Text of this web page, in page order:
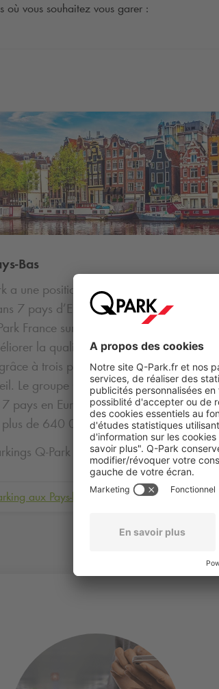
où vous souhaitez vous garer :
Bas
a une position forte sur le marché du
7 pays d’Europe de l’Ouest et est
France sur le marché français. La
la qualité de vie en offrant des
à trois principes fondamentaux : le
Le groupe
Q-Parkfondé en 1998 aux
7 pays en Europe de l’Ouest, offrant
de 640 000 places de stationnement.
Q-Park aux Pays-bas !
aux Pays-bas !